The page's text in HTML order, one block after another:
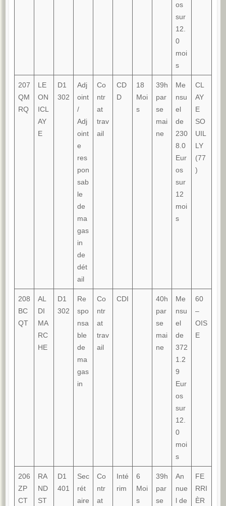
os
sur
12.
0
moi
s
207
QM
RQ
LE
ON
ICL
AY
E
D1
302
Adj
oint
/
Adj
oint
e
res
pon
sab
le
de
ma
gas
in
de
dét
ail
Co
ntr
at
trav
ail
CD
D
18
Moi
s
39h
par
se
mai
ne
Me
nsu
el
de
230
8.0
Eur
os
sur
12
moi
s
CL
AY
E
SO
UIL
LY
(77
)
208
BC
QT
AL
DI
MA
RC
HE
D1
302
Re
spo
nsa
ble
de
ma
gas
in
Co
ntr
at
trav
ail
CDI
40h
par
se
mai
ne
Me
nsu
el
de
372
1.2
9
Eur
os
sur
12.
0
moi
s
60
–
OIS
E
206
ZP
CT
RA
ND
ST
D1
401
Sec
rét
aire
Co
ntr
at
Inté
rim
6
Moi
s
39h
par
se
An
nue
l de
FE
RRI
ÈR